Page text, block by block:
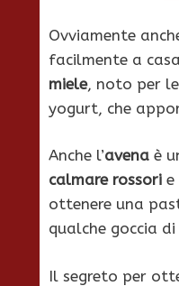
Ovviamente
facilmente a
miele, noto per
yogurt, che
Anche l’avena è
calmare rossori e
ottenere una
qualche goccia
Il segreto per